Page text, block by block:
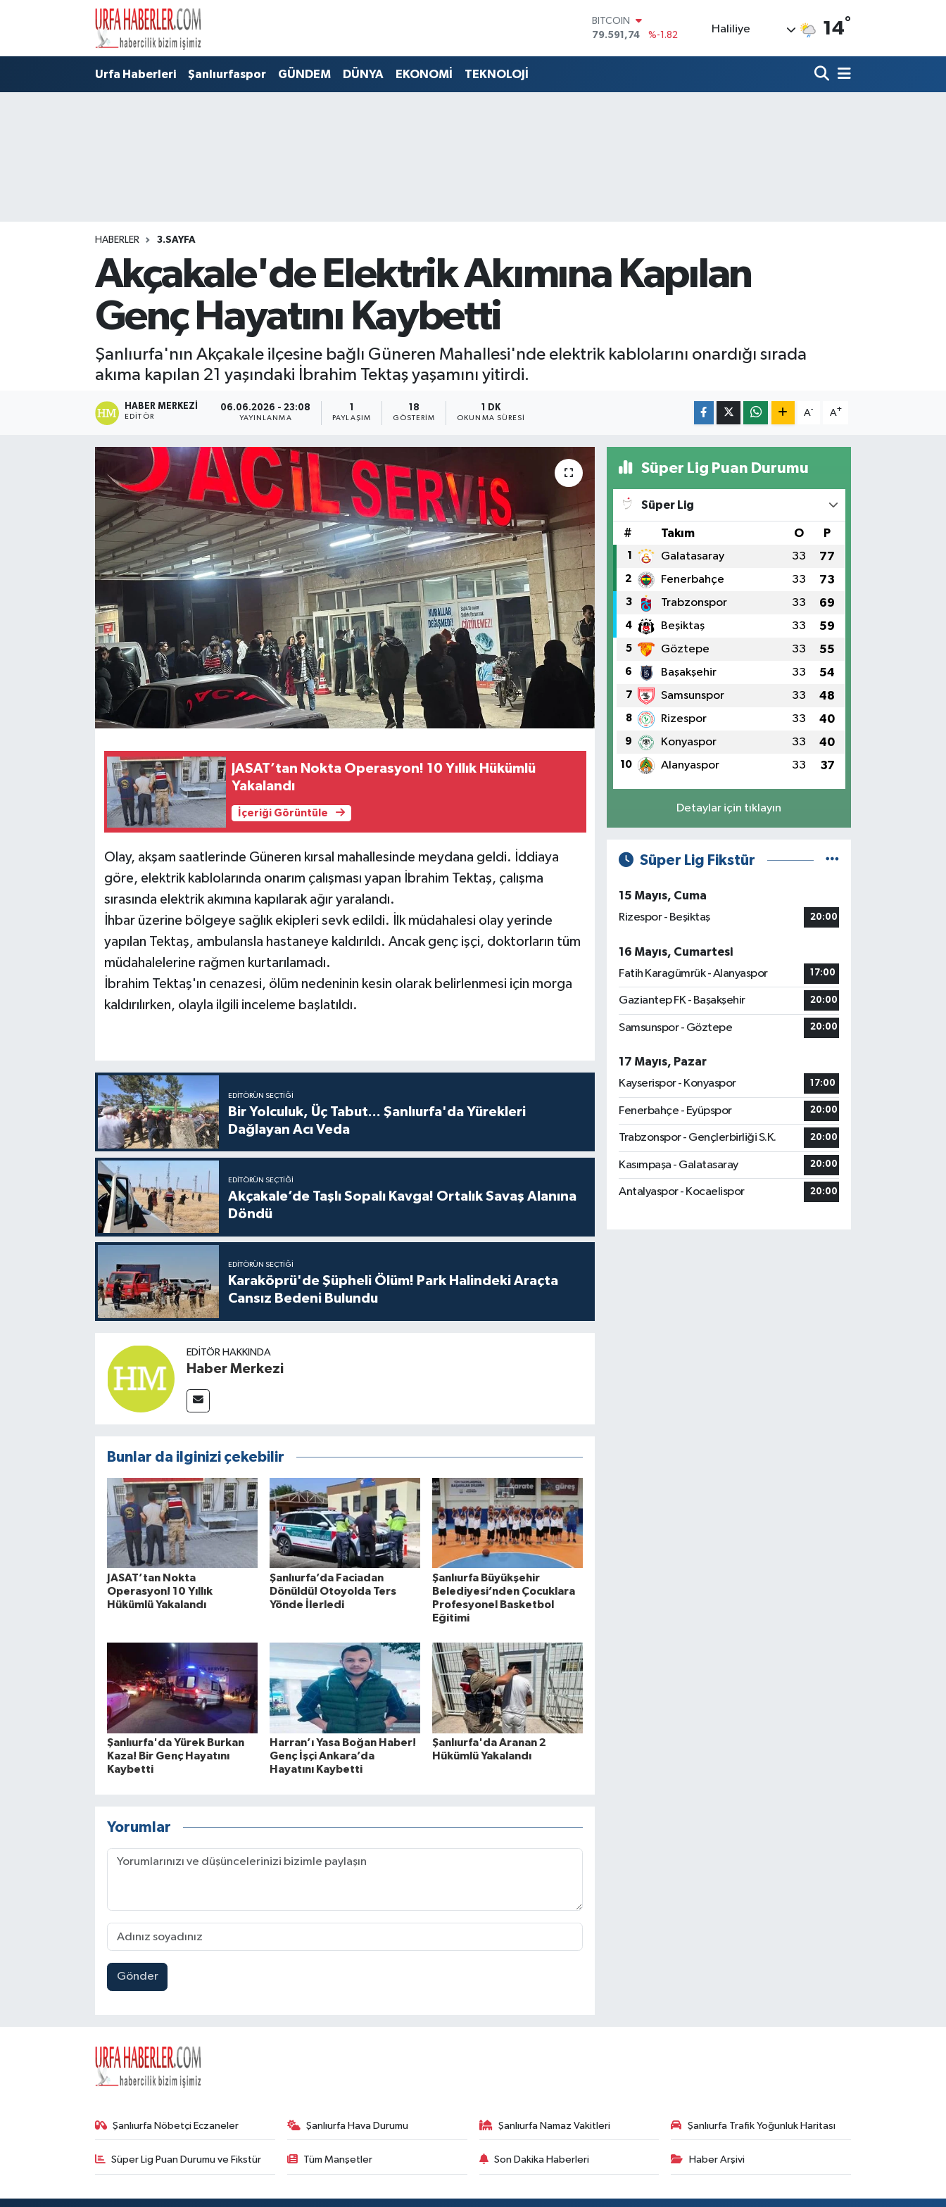
DOLAR
45,43620
%0.02
61,60380
%0.18
Haliliye 14°
Urfa Haberleri Şanlıurfaspor GÜNDEM DÜNYA EKONOMİ TEKNOLOJİ
HABERLER 3.SAYFA
Akçakale'de Elektrik Akımına Kapılan
Genç Hayatını Kaybetti
Şanlıurfa'nın Akçakale ilçesine bağlı Güneren Mahallesi'nde elektrik kablolarını onardığı sırada
akıma kapılan 21 yaşındaki İbrahim Tektaş yaşamını yitirdi.
HABER MERKEZI
EDITÖR
06.06.2026 - 23:08
YAYINLANMA PAYLAŞIM
18
GÖSTERIM
1 DK
OKUNMA SÜRESI
A- A+
JASAT’tan Nokta Operasyon! 10 Yıllık Hükümlü
Yakalandı
İçeriği Görüntüle
Olay, akşam saatlerinde Güneren kırsal mahallesinde meydana geldi. İddiaya
göre, elektrik kablolarında onarım çalışması yapan İbrahim Tektaş, çalışma
sırasında elektrik akımına kapılarak ağır yaralandı.
İhbar üzerine bölgeye sağlık ekipleri sevk edildi. İlk müdahalesi olay yerinde
yapılan Tektaş, ambulansla hastaneye kaldırıldı. Ancak genç işçi, doktorların tüm
müdahalelerine rağmen kurtarılamadı.
İbrahim Tektaş'ın cenazesi, ölüm nedeninin kesin olarak belirlenmesi için morga
kaldırılırken, olayla ilgili inceleme başlatıldı.
EDITÖRÜN SEÇTIĞI
Bir Yolculuk, Üç Tabut... Şanlıurfa'da Yürekleri
Dağlayan Acı Veda
EDITÖRÜN SEÇTIĞI
Akçakale’de Taşlı Sopalı Kavga! Ortalık Savaş Alanına
Döndü
EDITÖRÜN SEÇTIĞI
Karaköprü'de Şüpheli Ölüm! Park Halindeki Araçta
Cansız Bedeni Bulundu
EDITÖR HAKKINDA
Haber Merkezi
Bunlar da ilginizi çekebilir
JASAT’tan Nokta
Operasyon! 10 Yıllık
Hükümlü Yakalandı
Şanlıurfa’da Faciadan
Dönüldü! Otoyolda Ters
Yönde İlerledi
Şanlıurfa Büyükşehir
Belediyesi’nden Çocuklara
Profesyonel Basketbol
Eğitimi
Şanlıurfa'da Yürek Burkan
Kaza! Bir Genç Hayatını
Kaybetti
Harran’ı Yasa Boğan Haber!
Genç İşçi Ankara’da
Hayatını Kaybetti
Şanlıurfa'da Aranan 2
Hükümlü Yakalandı
Yorumlar
Gönder
Süper Lig Puan Durumu
Süper Lig
# Takım O P
1 Galatasaray 33 77
2 Fenerbahçe 33 73
3 Trabzonspor 33 69
4 Beşiktaş 33 59
5 Göztepe 33 55
6 Başakşehir 33 54
7 Samsunspor 33 48
8 Rizespor 33 40
9 Konyaspor 33 40
10 Alanyaspor 33 37
Detaylar için tıklayın
Süper Lig Fikstür
15 Mayıs, Cuma
Rizespor - Beşiktaş
20:00
16 Mayıs, Cumartesi
Fatih Karagümrük - Alanyaspor
17:00
Gaziantep FK - Başakşehir 20:00
Samsunspor - Göztepe 20:00
17 Mayıs, Pazar
Kayserispor - Konyaspor
17:00
Fenerbahçe - Eyüpspor 20:00
Trabzonspor - Gençlerbirliği S.K. 20:00
Kasımpaşa - Galatasaray 20:00
Antalyaspor - Kocaelispor 20:00
Şanlıurfa Nöbetçi Eczaneler Şanlıurfa Hava Durumu Şanlıurfa Namaz Vakitleri Şanlıurfa Trafik Yoğunluk Haritası
Süper Lig Puan Durumu ve Fikstür Tüm Manşetler Son Dakika Haberleri Haber Arşivi
Şanlıurfa Nöbetçi Eczaneler
Son Dakika Haberleri
Haber Arşivi